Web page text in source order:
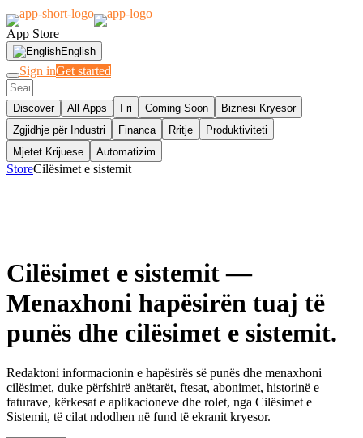
App Store
English
Sign inGet started
Discover All Apps I ri Coming Soon
Biznesi Kryesor
Zgjidhje për Industri
Financa Rritje
Produktiviteti
Mjetet Krijuese
Automatizim
StoreCilësimet e sistemit
Cilësimet e sistemit—
Menaxhoni hapësirën tuaj të
punës dhe cilësimet e sistemit.
Redaktoni informacionin e hapësirës së punës dhe menaxhoni
cilësimet, duke përfshirë anëtarët, ftesat, abonimet, historinë e
faturave, kërkesat e aplikacioneve dhe rolet, nga Cilësimet e
Sistemit, të cilat ndodhen në fund të ekranit kryesor.